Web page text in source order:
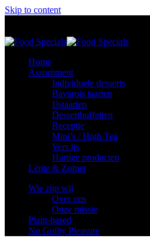
Skip to content
Home
Assortiment
Individuele desserts
Bavarois taarten
IJstaarten
Dessertbuffetten
Receptie
Mini’s / High Tea
Vers ijs
Hartige producten
Lente & Zomer
Wie zijn wij
Over ons
Onze missie
Plant-based
No Guilty Pleasure